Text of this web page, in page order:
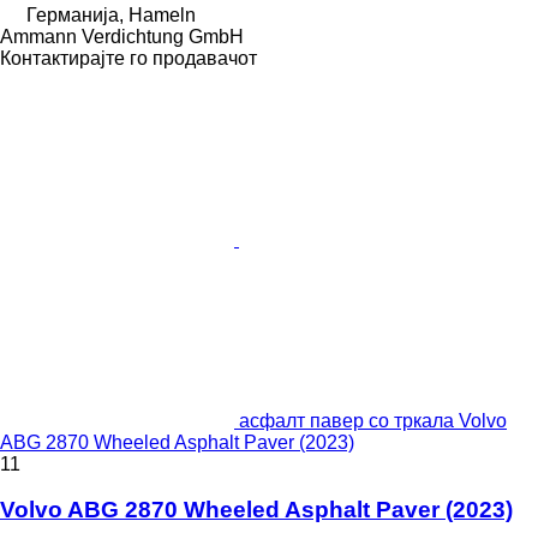
Германија, Hameln
Ammann Verdichtung GmbH
Контактирајте го продавачот
асфалт павер со тркала Volvo
ABG 2870 Wheeled Asphalt Paver (2023)
11
Volvo ABG 2870 Wheeled Asphalt Paver (2023)